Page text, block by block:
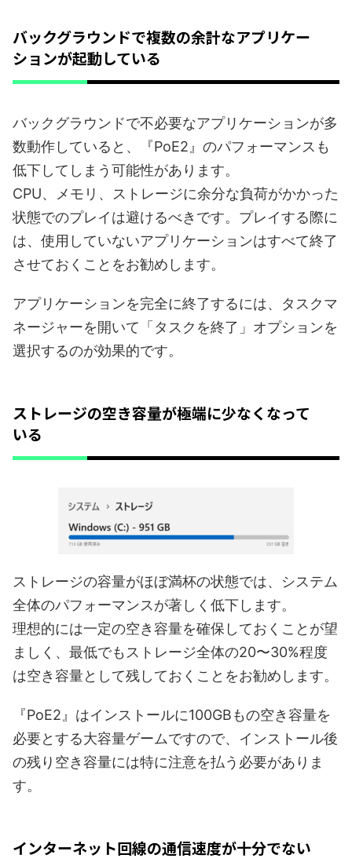
バックグラウンドで複数の余計なアプリケー
ションが起動している
バックグラウンドで不必要なアプリケーションが多
数動作していると、『PoE2』のパフォーマンスも
低下してしまう可能性があります。
CPU、メモリ、ストレージに余分な負荷がかかった
状態でのプレイは避けるべきです。プレイする際に
は、使用していないアプリケーションはすべて終了
させておくことをお勧めします。
アプリケーションを完全に終了するには、タスクマ
ネージャーを開いて「タスクを終了」オプションを
選択するのが効果的です。
ストレージの空き容量が極端に少なくなって
いる
ストレージの容量がほぼ満杯の状態では、システム
全体のパフォーマンスが著しく低下します。
理想的には一定の空き容量を確保しておくことが望
ましく、最低でもストレージ全体の20〜30%程度
は空き容量として残しておくことをお勧めします。
『PoE2』はインストールに100GBもの空き容量を
必要とする大容量ゲームですので、インストール後
の残り空き容量には特に注意を払う必要がありま
す。
インターネット回線の通信速度が十分でない